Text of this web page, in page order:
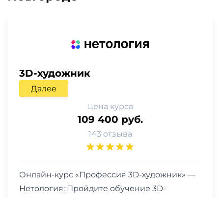
3D-художник
Далее
Цена курса
109 400 руб.
143 отзыва
Онлайн-курс «Профессия 3D-художник» —
Нетология: Пройдите обучение 3D-